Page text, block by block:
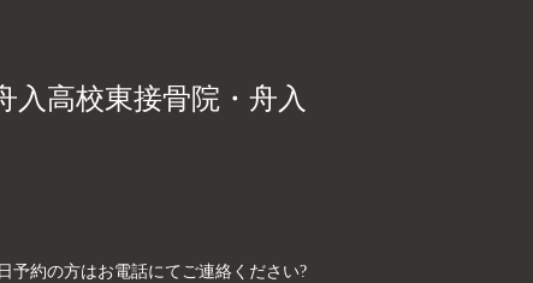
入高校東接骨院・舟入
予約の方はお電話にてご連絡ください?